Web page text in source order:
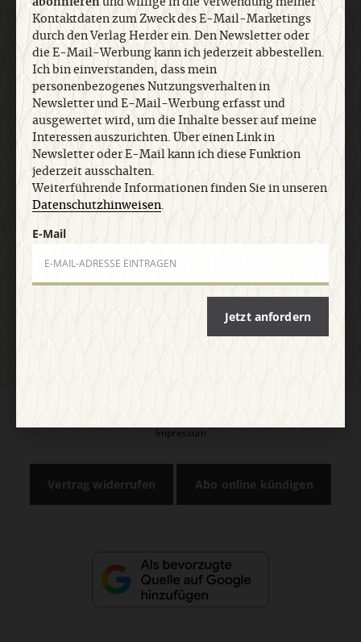
Ich bin einverstanden, dass mein
personenbezogenes Nutzungsverhalten in
Newsletter und E-Mail-Werbung erfasst und
ausgewertet wird, um die Inhalte besser auf meine
Interessen auszurichten. Über einen Link in
Newsletter oder E-Mail kann ich diese Funktion
jederzeit ausschalten. Weiterführende
Informationen finden Sie in unseren
Datenschutzhinweisen .
E-Mail
Jetzt anmelden
Impressum
Vertrag widerrufen Abo online kündigen
Kontaktdaten zum Zweck des E-Mail-Marketings
durch den Verlag Herder ein. Den Newsletter oder
die E-Mail-Werbung kann ich jederzeit abbestellen.
Ich bin einverstanden, dass mein
personenbezogenes Nutzungsverhalten in
Newsletter und E-Mail-Werbung erfasst und
ausgewertet wird, um die Inhalte besser auf meine
Interessen auszurichten. Über einen Link in
Newsletter oder E-Mail kann ich diese Funktion
jederzeit ausschalten.
Weiterführende Informationen finden Sie in unseren
Datenschutzhinweisen.
E-Mail
Jetzt anfordern